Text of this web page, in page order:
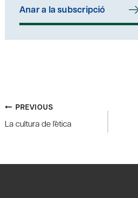
Anar a la subscripció
Post
navigation
PREVIOUS
La cultura de l’ètica